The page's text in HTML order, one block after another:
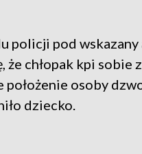
policji pod
że chłopak kpi sobie
osoby
dziecko.